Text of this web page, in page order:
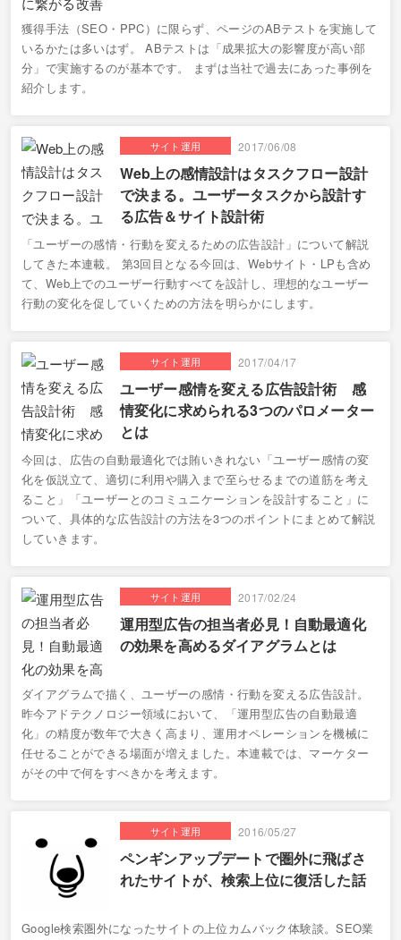
獲得手法（SEO・PPC）に限らず、ページのABテストを実施して
いるかたは多いはず。 ABテストは「成果拡大の影響度が高い部
分」で実施するのが基本です。 まずは当社で過去にあった事例を
紹介します。
サイト運用 2017/06/08
Web上の感情設計はタスクフロー設計
で決まる。ユーザータスクから設計す
る広告＆サイト設計術
「ユーザーの感情・行動を変えるための広告設計」について解説
してきた本連載。 第3回目となる今回は、Webサイト・LPも含め
て、Web上でのユーザー行動すべてを設計し、理想的なユーザー
行動の変化を促していくための方法を明らかにします。
サイト運用 2017/04/17
ユーザー感情を変える広告設計術 感
情変化に求められる3つのパロメーター
とは
今回は、広告の自動最適化では賄いきれない「ユーザー感情の変
化を仮説立て、適切に利用や購入まで至らせるまでの道筋を考え
ること」「ユーザーとのコミュニケーションを設計すること」に
ついて、具体的な広告設計の方法を3つのポイントにまとめて解説
していきます。
サイト運用 2017/02/24
運用型広告の担当者必見！自動最適化
の効果を高めるダイアグラムとは
ダイアグラムで描く、ユーザーの感情・行動を変える広告設計。
昨今アドテクノロジー領域において、「運用型広告の自動最適
化」の精度が数年で大きく高まり、運用オペレーションを機械に
任せることができる場面が増えました。本連載では、マーケター
がその中で何をすべきかを考えます。
サイト運用 2016/05/27
ペンギンアップデートで圏外に飛ばさ
れたサイトが、検索上位に復活した話
Google検索圏外になったサイトの上位カムバック体験談。SEO業